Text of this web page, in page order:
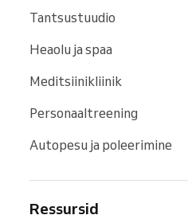
Tantsustuudio
Heaolu ja spaa
Meditsiinikliinik
Personaaltreening
Autopesu ja poleerimine
Ressursid